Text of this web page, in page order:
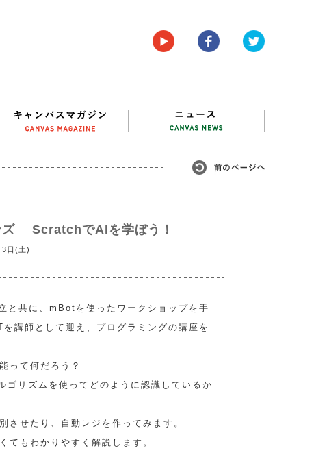
ズ ScratchでAIを学ぼう！
3日(土)
と共に、mBotを使ったワークショップを手
講師として迎え、プログラミングの講座を
って何だろう？
リズムを使ってどのように認識しているか
させたり、自動レジを作ってみます。
てもわかりやすく解説します。